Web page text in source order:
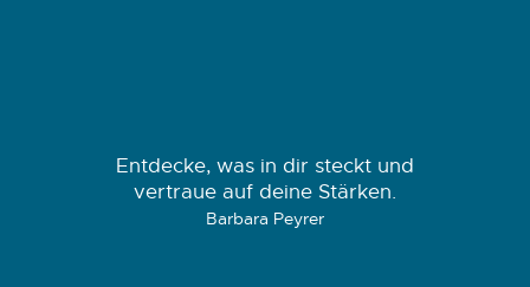
Entdecke, was in dir steckt und
vertraue auf deine Stärken.
Barbara Peyrer